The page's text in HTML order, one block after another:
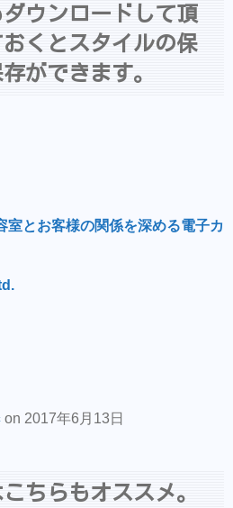
ウンロードして頂
くとスタイルの保
ができます。
室とお客様の関係を深める電子カ
on 2017年6月13日
ちらもオススメ。